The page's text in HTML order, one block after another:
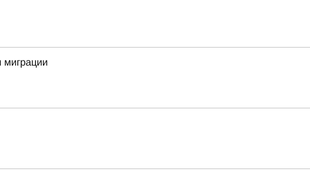
миграции